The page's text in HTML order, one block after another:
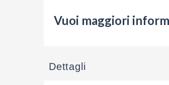
Vuoi maggiori
Dettagli